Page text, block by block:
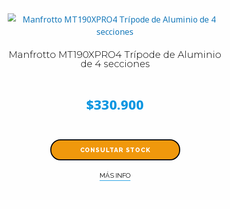
Manfrotto MT190XPRO4 Trípode de Aluminio
de 4 secciones
$330.900
CONSULTAR STOCK
MÁS INFO